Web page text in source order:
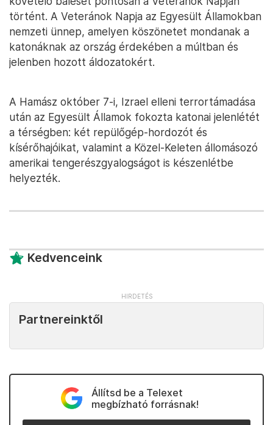
történt. A Veteránok Napja az Egyesült Államokban
nemzeti ünnep, amelyen köszönetet mondanak a
katonáknak az ország érdekében a múltban és
jelenben hozott áldozatokért.
A Hamász október 7-i, Izrael elleni terrortámadása
után az Egyesült Államok fokozta katonai jelenlétét
a térségben: két repülőgép-hordozót és
kísérőhajóikat, valamint a Közel-Keleten állomásozó
amerikai tengerészgyalogságot is készenlétbe
helyezték.
Kedvenceink
Partnereinktől
Állítsd be a Telexet
megbízható forrásnak!